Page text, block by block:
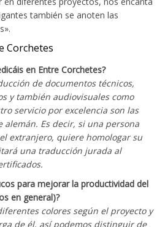
también se anoten las
Corchetes
en Entre Corchetes?
de documentos técnicos,
y también audiovisuales como
servicio por excelencia son las
Es decir, si una persona
extranjero, quiere homologar su
una traducción jurada al
para mejorar la productividad del
en general)?
colores según el proyecto y
de él, así podemos distinguir de